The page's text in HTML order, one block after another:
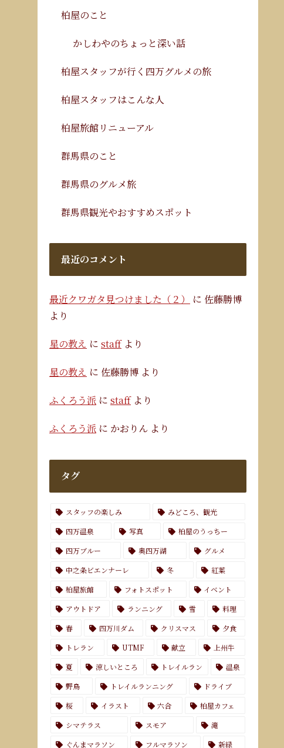
柏屋のこと
かしわやのちょっと深い話
柏屋スタッフが行く四万グルメの旅
柏屋スタッフはこんな人
柏屋旅館リニューアル
群馬県のこと
群馬県のグルメ旅
群馬県観光やおすすめスポット
最近のコメント
最近クワガタ見つけました（２） に 佐藤勝博
より
星の教え に staffより
星の教え に 佐藤勝博 より
ふくろう派 に staffより
ふくろう派 に かおりん より
タグ
スタッフの楽しみ
みどころ、観光
四万温泉
写真
柏屋のうっちー
四万ブルー
奥四万湖
グルメ
中之条ビエンナーレ
冬
紅葉
柏屋旅館
フォトスポット
イベント
アウトドア
ランニング 雪
料理
春
四万川ダム クリスマス
夕食
トレラン
UTMF 献立
上州牛
夏
涼しいところ トレイルラン
温泉
野鳥
トレイルランニング
ドライブ
桜
イラスト 六合
柏屋カフェ
シマテラス
スモア
滝
ぐんまマラソン
フルマラソン 新緑